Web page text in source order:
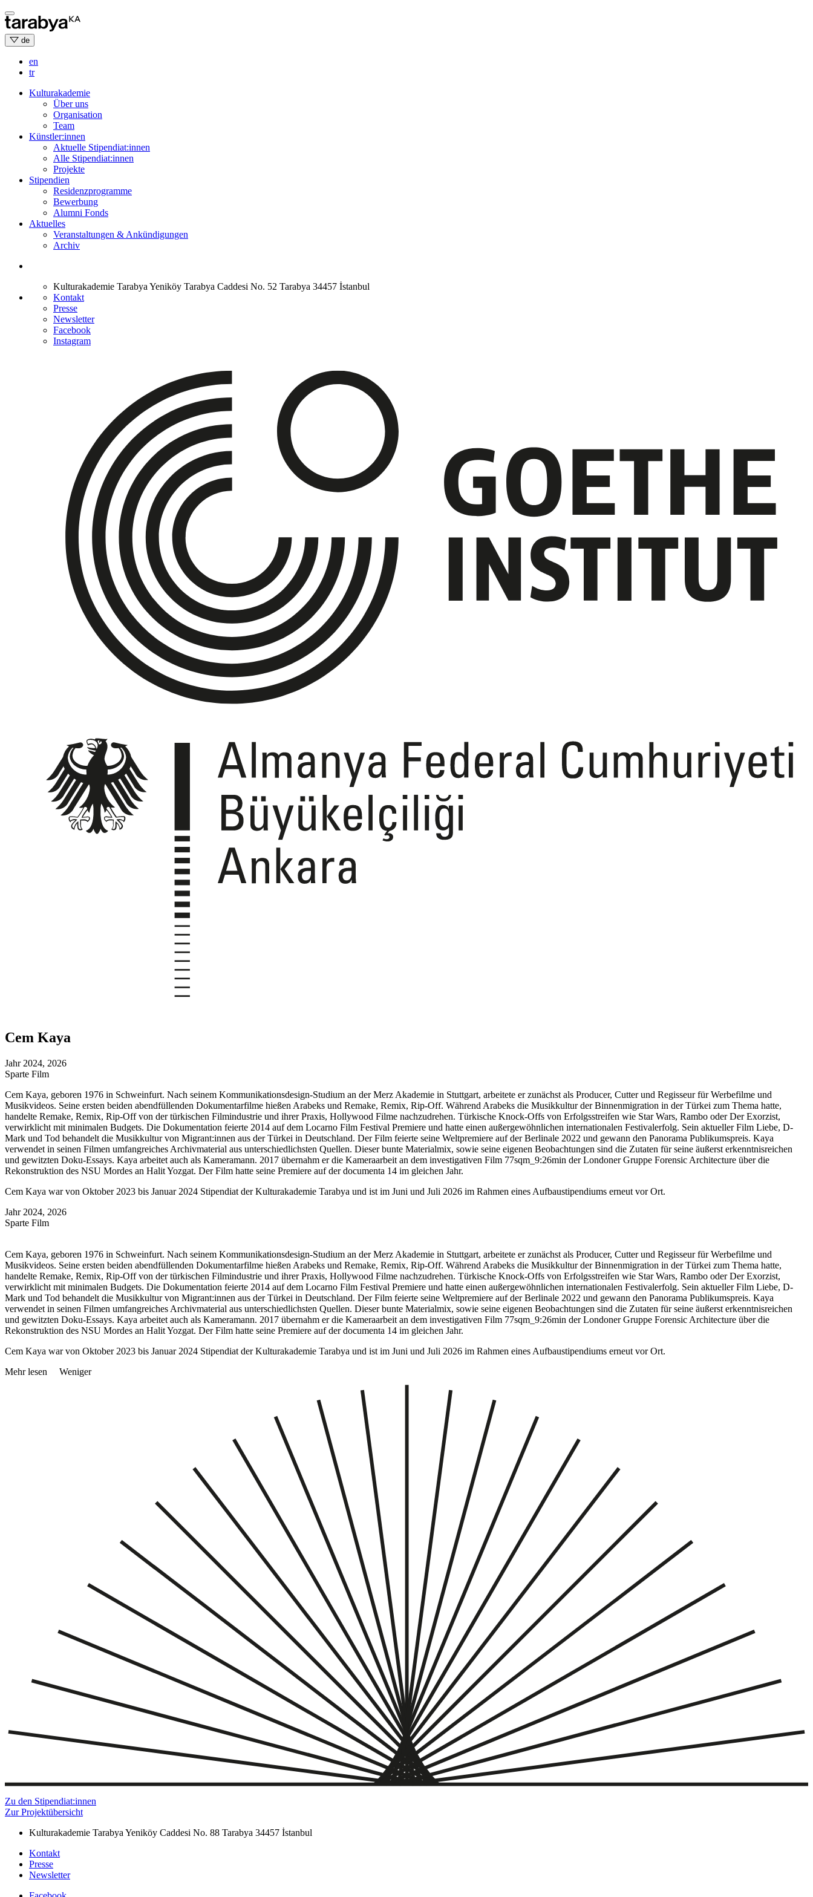
Skip
to
content
de
en
tr
Kulturakademie
Über uns
Organisation
Team
Künstler:innen
Aktuelle Stipendiat:innen
Alle Stipendiat:innen
Projekte
Stipendien
Residenzprogramme
Bewerbung
Alumni Fonds
Aktuelles
Veranstaltungen & Ankündigungen
Archiv
Kulturakademie Tarabya Yeniköy Tarabya Caddesi No. 52 Tarabya 34457 İstanbul
Kontakt
Presse
Newsletter
Facebook
Instagram
Cem Kaya
Jahr 2024, 2026
Sparte Film
Cem Kaya, geboren 1976 in Schweinfurt. Nach seinem Kommunikationsdesign-Studium an der Merz Akademie in Stuttgart, arbeitete er zunächst als Producer, Cutter und Regisseur für Werbefilme und
Musikvideos. Seine ersten beiden abendfüllenden Dokumentarfilme hießen Arabeks und Remake, Remix, Rip-Off. Während Arabeks die Musikkultur der Binnenmigration in der Türkei zum Thema hatte,
handelte Remake, Remix, Rip-Off von der türkischen Filmindustrie und ihrer Praxis, Hollywood Filme nachzudrehen. Türkische Knock-Offs von Erfolgsstreifen wie Star Wars, Rambo oder Der Exorzist,
verwirklicht mit minimalen Budgets. Die Dokumentation feierte 2014 auf dem Locarno Film Festival Premiere und hatte einen außergewöhnlichen internationalen Festivalerfolg. Sein aktueller Film Liebe, D-
Mark und Tod behandelt die Musikkultur von Migrant:innen aus der Türkei in Deutschland. Der Film feierte seine Weltpremiere auf der Berlinale 2022 und gewann den Panorama Publikumspreis. Kaya
verwendet in seinen Filmen umfangreiches Archivmaterial aus unterschiedlichsten Quellen. Dieser bunte Materialmix, sowie seine eigenen Beobachtungen sind die Zutaten für seine äußerst erkenntnisreichen
und gewitzten Doku-Essays. Kaya arbeitet auch als Kameramann. 2017 übernahm er die Kameraarbeit an dem investigativen Film 77sqm_9:26min der Londoner Gruppe Forensic Architecture über die
Rekonstruktion des NSU Mordes an Halit Yozgat. Der Film hatte seine Premiere auf der documenta 14 im gleichen Jahr.
Cem Kaya war von Oktober 2023 bis Januar 2024 Stipendiat der Kulturakademie Tarabya und ist im Juni und Juli 2026 im Rahmen eines Aufbaustipendiums erneut vor Ort.
Jahr 2024, 2026
Sparte Film
Cem Kaya, geboren 1976 in Schweinfurt. Nach seinem Kommunikationsdesign-Studium an der Merz Akademie in Stuttgart, arbeitete er zunächst als Producer, Cutter und Regisseur für Werbefilme und
Musikvideos. Seine ersten beiden abendfüllenden Dokumentarfilme hießen Arabeks und Remake, Remix, Rip-Off. Während Arabeks die Musikkultur der Binnenmigration in der Türkei zum Thema hatte,
handelte Remake, Remix, Rip-Off von der türkischen Filmindustrie und ihrer Praxis, Hollywood Filme nachzudrehen. Türkische Knock-Offs von Erfolgsstreifen wie Star Wars, Rambo oder Der Exorzist,
verwirklicht mit minimalen Budgets. Die Dokumentation feierte 2014 auf dem Locarno Film Festival Premiere und hatte einen außergewöhnlichen internationalen Festivalerfolg. Sein aktueller Film Liebe, D-
Mark und Tod behandelt die Musikkultur von Migrant:innen aus der Türkei in Deutschland. Der Film feierte seine Weltpremiere auf der Berlinale 2022 und gewann den Panorama Publikumspreis. Kaya
verwendet in seinen Filmen umfangreiches Archivmaterial aus unterschiedlichsten Quellen. Dieser bunte Materialmix, sowie seine eigenen Beobachtungen sind die Zutaten für seine äußerst erkenntnisreichen
und gewitzten Doku-Essays. Kaya arbeitet auch als Kameramann. 2017 übernahm er die Kameraarbeit an dem investigativen Film 77sqm_9:26min der Londoner Gruppe Forensic Architecture über die
Rekonstruktion des NSU Mordes an Halit Yozgat. Der Film hatte seine Premiere auf der documenta 14 im gleichen Jahr.
Cem Kaya war von Oktober 2023 bis Januar 2024 Stipendiat der Kulturakademie Tarabya und ist im Juni und Juli 2026 im Rahmen eines Aufbaustipendiums erneut vor Ort.
Mehr lesen
Weniger
Zu den Stipendiat:innen
Zur Projektübersicht
Kulturakademie Tarabya Yeniköy Caddesi No. 88 Tarabya 34457 İstanbul
Kontakt
Presse
Newsletter